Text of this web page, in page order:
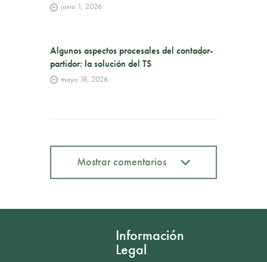
junio 1, 2026
Algunos aspectos procesales del contador-
partidor: la solución del TS
mayo 18, 2026
Mostrar comentarios
Información
Legal